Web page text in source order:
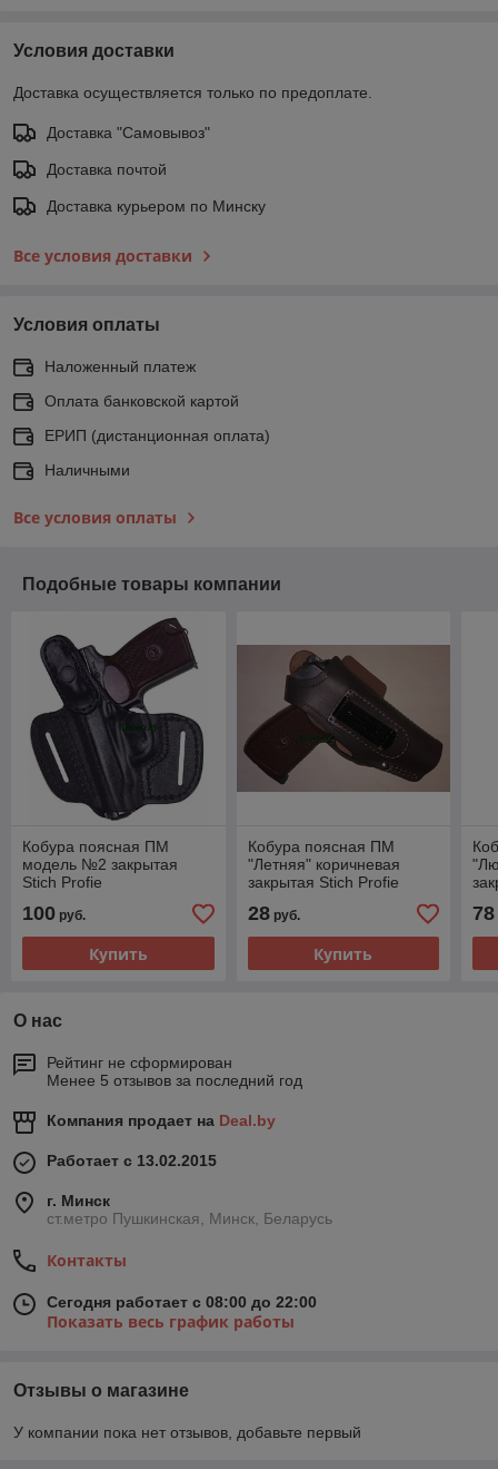
Условия доставки
Доставка осуществляется только по предоплате.
Доставка "Самовывоз"
Доставка почтой
Доставка курьером по Минску
Все условия доставки
Условия оплаты
Наложенный платеж
Оплата банковской картой
ЕРИП (дистанционная оплата)
Наличными
Все условия оплаты
Подобные товары компании
Кобура поясная ПМ
модель №2 закрытая
Stich Profie
100 руб.
Купить
Кобура поясная ПМ
"Летняя" коричневая
закрытая Stich Profie
28руб.
Купить
78
О нас
Рейтинг не сформирован
Менее 5 отзывов за последний год
Компания продает на Deal.by
Работает с 13.02.2015
г. Минск
ст.метро Пушкинская, Минск, Беларусь
Контакты
Сегодня работает с 08:00 до 22:00
Показать весь график работы
Отзывы о магазине
У компании пока нет отзывов, добавьте первый